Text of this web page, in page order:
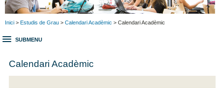
Inici > Estudis de Grau > Calendari Acadèmic > Calendari Acadèmic
SUBMENU
Calendari Acadèmic